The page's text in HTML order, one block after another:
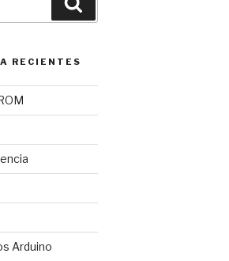
RECIENTES
Arduino